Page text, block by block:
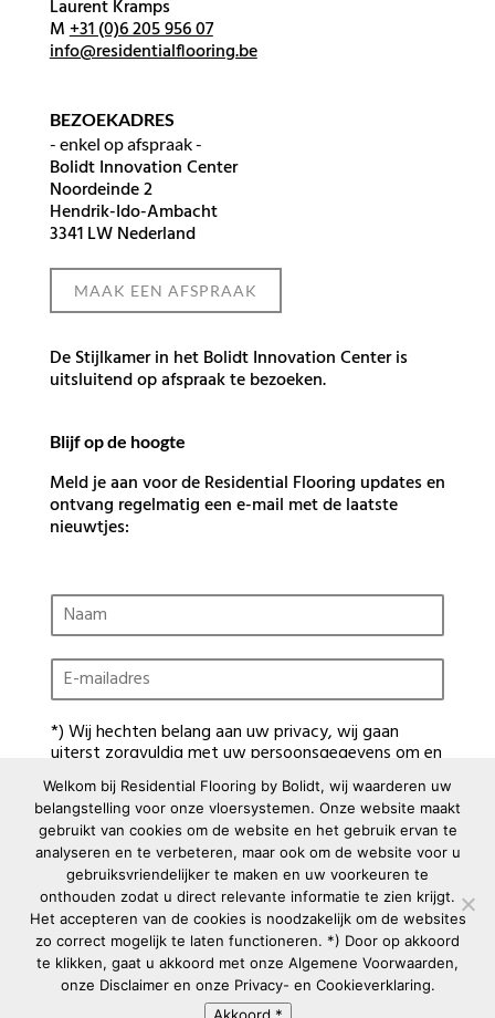
Laurent Kramps
M+31 (0)6 205 956 07
info@residentialflooring.be
BEZOEKADRES
- enkel op afspraak -
Bolidt Innovation Center
Noordeinde 2
Hendrik-Ido-Ambacht
3341 LW Nederland
MAAK EEN AFSPRAAK
De Stijlkamer in het Bolidt Innovation Center is
uitsluitend op afspraak te bezoeken.
Blijf op de hoogte
Meld je aan voor de Residential Flooring updates en
ontvang regelmatig een e-mail met de laatste
nieuwtjes:
N
m
*
E
a
i
l
a
d
r
e
s
*
*) Wij hechten belang aan uw privacy, wij gaan
uiterst zorgvuldig met uw persoonsgegevens om en
verstrekken uw gegevens niet aan derden. Door op
de verzendbutton te klikken, gaat u akkoord dat
Residential Flooring by Bolidt uw persoonsgegevens
verzamelt en verwerkt. Hoe wij dit precies doen
kunt u nalezen in onzePrivacy- en Cookieverklaring.
Meld je aan *
COPYRIGHT © 2026 BOLIDT KUNSTSTOFTOEPASSING B.V. ALL RIGHTS RESERVED.
Welkom bij Residential Flooring by Bolidt, wij waarderen uw
belangstelling voor onze vloersystemen. Onze website maakt
gebruikt van cookies om de website en het gebruik ervan te
analyseren en te verbeteren, maar ook om de website voor u
gebruiksvriendelijker te maken en uw voorkeuren te
onthouden zodat u direct relevante informatie te zien krijgt.
Het accepteren van de cookies is noodzakelijk om de websites
zo correct mogelijk te laten functioneren. *) Door op akkoord
te klikken, gaat u akkoord met onze Algemene Voorwaarden,
onze Disclaimeren onze Privacy- en Cookieverklaring.